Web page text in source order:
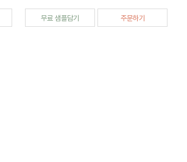
무료 샘플담기 주문하기